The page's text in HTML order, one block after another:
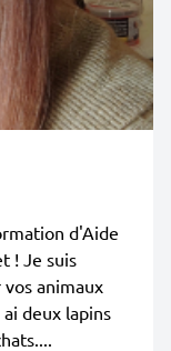
d'Aide
! Je suis
animaux
deux lapins